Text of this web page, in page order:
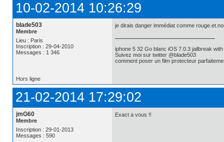
10-02-2014 10:26:29
blade503
Membre
Lieu : Paris
Inscription : 29-04-2010
Messages : 1 346
je dirais danger immédiat comme
iphone 5 32 Go blanc iOS 7.0.3 jailbreak
Suivez moi sur twitter @blade503
comment poser un film protecteur
Hors ligne
21-02-2014 17:29:02
jmG60
Membre
Inscription : 29-01-2013
Messages : 590
Exact a vous !!